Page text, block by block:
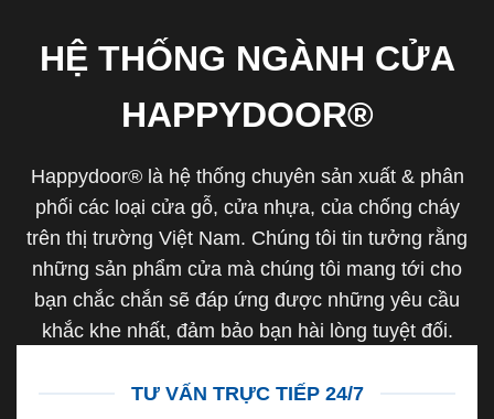
HỆ THỐNG NGÀNH CỬA
HAPPYDOOR®
Happydoor® là hệ thống chuyên sản xuất & phân
phối các loại cửa gỗ, cửa nhựa, của chống cháy
trên thị trường Việt Nam. Chúng tôi tin tưởng rằng
những sản phẩm cửa mà chúng tôi mang tới cho
bạn chắc chắn sẽ đáp ứng được những yêu cầu
khắc khe nhất, đảm bảo bạn hài lòng tuyệt đối.
TƯ VẤN TRỰC TIẾP 24/7